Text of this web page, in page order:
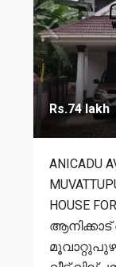
Rs.74 lakh
ANICADU
HOUSE
മൂവാറ്റുപുഴ